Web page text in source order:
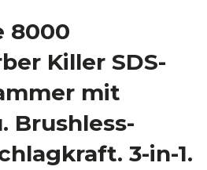
8000
Killer SDS-
mit
Brushless-
3-in-1.